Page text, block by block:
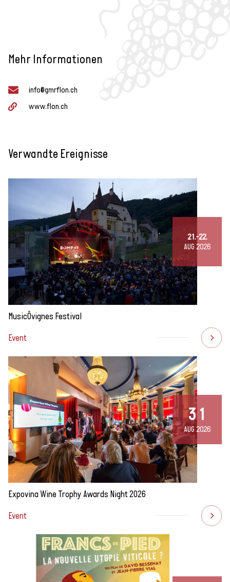
Mehr Informationen
info@gmrflon.ch
www.flon.ch
Verwandte Ereignisse
21.-22.
AUG 2026
MusicÔvignes Festival
Event
31
AUG 2026
Expovina Wine Trophy Awards Night 2026
Event